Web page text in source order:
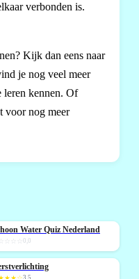
verbonden is.
Kijk dan eens naar
je nog veel meer
leren kennen. Of
voor nog meer
Water Quiz Nederland
0,0